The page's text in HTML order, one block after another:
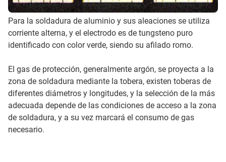
Para la soldadura de aluminio y sus aleaciones se utiliza
corriente alterna, y el electrodo es de tungsteno puro
identificado con color verde, siendo su afilado romo.
El gas de protección, generalmente argón, se proyecta a la
zona de soldadura mediante la tobera, existen toberas de
diferentes diámetros y longitudes, y la selección de la más
adecuada depende de las condiciones de acceso a la zona
de soldadura, y a su vez marcará el consumo de gas
necesario.